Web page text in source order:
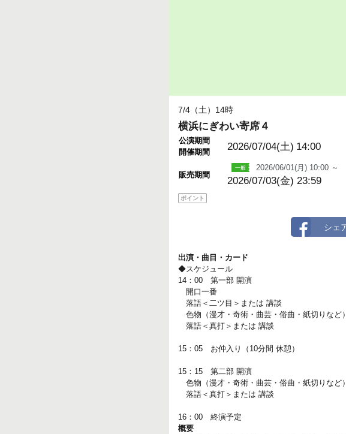
7/4（土）14時
横浜にぎわい寄席４
公演期間
開催期間
2026/07/04(土) 14:00
販売期間
2026/06/01(月) 10:00 ～
2026/07/03(金) 23:59
ポイント
出演・曲目・カード
◆スケジュール
14：00 第一部 開演
開口一番
落語＜二ツ目＞または 講談
色物（漫才・奇術・曲芸・俗曲・紙切りなど）
落語＜真打＞または 講談
15：05 お仲入り（10分間 休憩）
15：15 第二部 開演
色物（漫才・奇術・曲芸・俗曲・紙切りなど）
落語＜真打＞または 講談
16：00 終演予定
概要